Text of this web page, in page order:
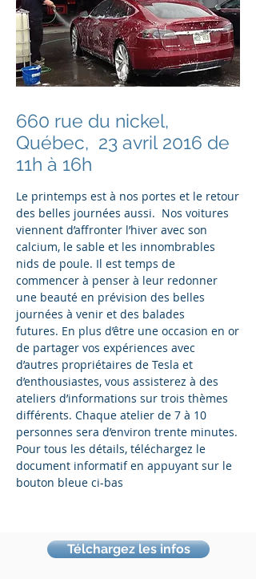
660 rue du nickel,
Québec, 23 avril 2016 de
11h à 16h
Le printemps est à nos portes et le retour
des belles journées aussi. Nos voitures
viennent d’affronter l’hiver avec son
calcium, le sable et les innombrables
nids de poule. Il est temps de
commencer à penser à leur redonner
une beauté en prévision des belles
journées à venir et des balades
futures. En plus d’être une occasion en or
de partager vos expériences avec
d’autres propriétaires de Tesla et
d’enthousiastes, vous assisterez à des
ateliers d’informations sur trois thèmes
différents. Chaque atelier de 7 à 10
personnes sera d’environ trente minutes.
Pour tous les détails, téléchargez le
document informatif en appuyant sur le
bouton bleue ci-bas
Télchargez les infos